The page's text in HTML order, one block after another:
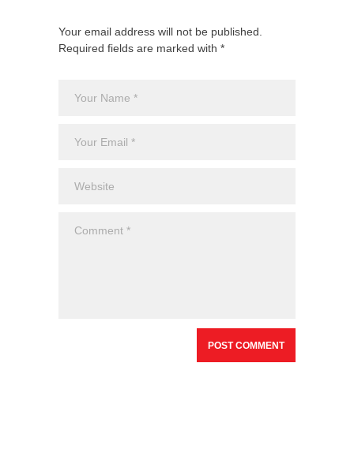
Your email address will not be published.
Required fields are marked with *